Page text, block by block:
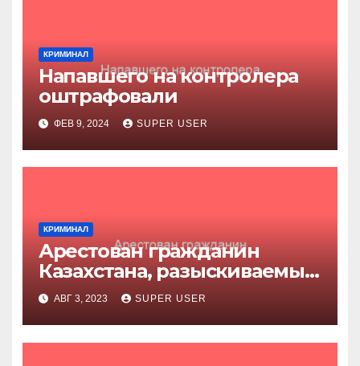
КРИМИНАЛ
Напавшего на контролера
оштрафовали
ФЕВ 9, 2024 SUPER USER
КРИМИНАЛ
Арестован гражданин
Казахстана, разыскиваемый
за убийство
АВГ 3, 2023 SUPER USER